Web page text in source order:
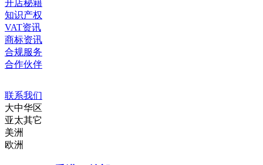
开店秘籍
知识产权
VAT资讯
商标资讯
合规服务
合作伙伴
联系我们
大中华区
亚太其它
美洲
欧洲